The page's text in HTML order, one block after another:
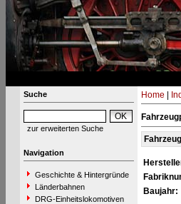
Suche
zur erweiterten Suche
Navigation
Geschichte & Hintergründe
Länderbahnen
DRG-Einheitslokomotiven
Home
Baujahr: